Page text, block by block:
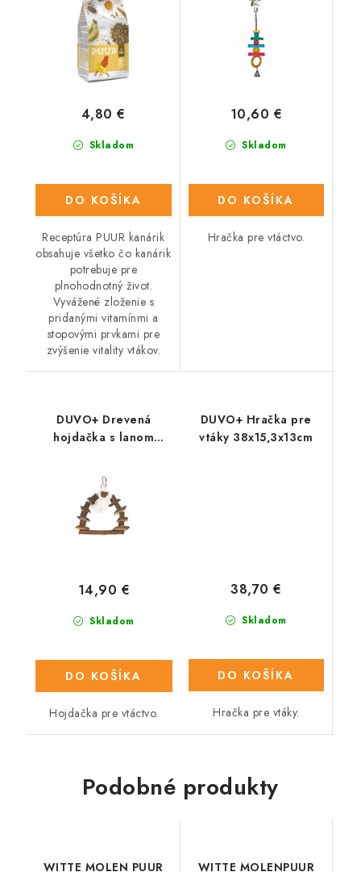
Skladom
4,80 €
DO KOŠÍKA
Receptúra PUUR kanárik
obsahuje všetko čo kanárik
potrebuje pre
plnohodnotný život.
Vyvážené zloženie s
pridanými vitamínmi a
stopovými prvkami pre
zvýšenie vitality vtákov.
Skladom
10,60 €
DO KOŠÍKA
Hračka pre vtáctvo.
DUVO+ Drevená
hojdačka s lanom
Skladom
14,90 €
DO KOŠÍKA
Hojdačka pre vtáctvo.
DUVO+ Hračka pre
vtáky 38x15,3x13cm
Skladom
38,70 €
DO KOŠÍKA
Hračka pre vtáky.
Podobné produkty
WITTE MOLEN PUUR WITTE MOLENPUUR